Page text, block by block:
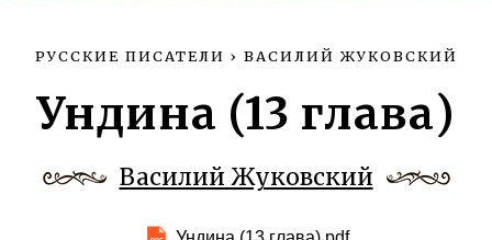
РУССКИЕ ПИСАТЕЛИ › ВАСИЛИЙ ЖУКОВСКИЙ
Ундина (13 глава)
Василий Жуковский